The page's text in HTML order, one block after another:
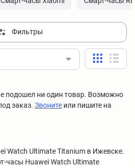
Фильтры
подошел ни один товар. Возможно
заказ. Звоните или пишите на
Watch Ultimate Titanium в Ижевске.
часы Huawei Watch Ultimate